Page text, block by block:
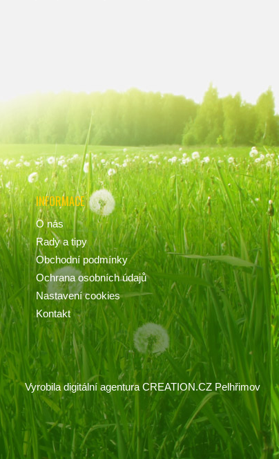
INFORMACE
O nás
Rady a tipy
Obchodní podmínky
Ochrana osobních údajů
Nastavení cookies
Kontakt
Vyrobiladigitální agentura CREATION.CZ Pelhřimov